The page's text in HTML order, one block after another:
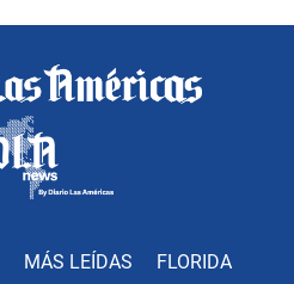
MÁS LEÍDAS FLORIDA